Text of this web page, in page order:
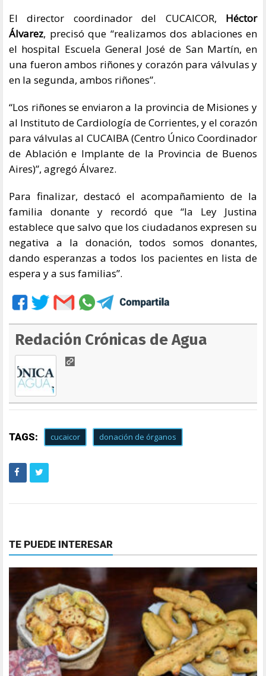
El director coordinador del CUCAICOR, Héctor
Álvarez, precisó que “realizamos dos ablaciones en
el hospital Escuela General José de San Martín, en
una fueron ambos riñones y corazón para válvulas y
en la segunda, ambos riñones”.
“Los riñones se enviaron a la provincia de Misiones y
al Instituto de Cardiología de Corrientes, y el corazón
para válvulas al CUCAIBA (Centro Único Coordinador
de Ablación e Implante de la Provincia de Buenos
Aires)”, agregó Álvarez.
Para finalizar, destacó el acompañamiento de la
familia donante y recordó que “la Ley Justina
establece que salvo que los ciudadanos expresen su
negativa a la donación, todos somos donantes,
dando esperanzas a todos los pacientes en lista de
espera y a sus familias”.
Redación Crónicas de Agua
TAGS: cucaicor donación de órganos
TE PUEDE INTERESAR